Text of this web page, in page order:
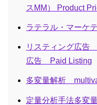
スMM） Product
ラテラル・マーケ
リスティング広告
広告 Paid Listing
多変量解析
定量分析手法多変